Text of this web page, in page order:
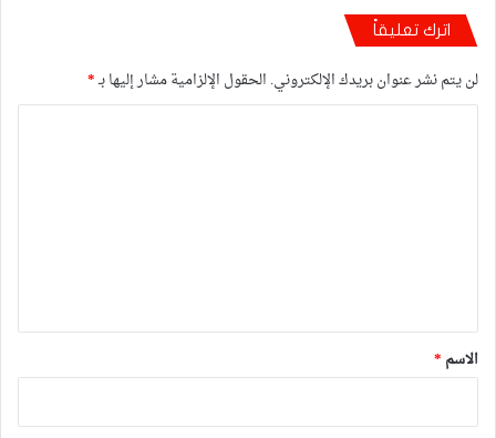
اترك تعليقاً
لن يتم نشر عنوان بريدك الإلكتروني. الحقول الإلزامية مشار إليها بـ*
*
الاسم *